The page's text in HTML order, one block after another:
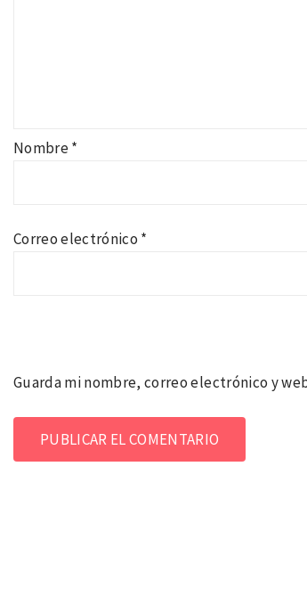
Nombre*
Correo electrónico *
Guarda mi nombre, correo electrónico y